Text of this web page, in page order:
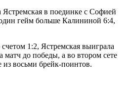
Ястремская в поединке с Софией
гейм больше Калининой 6:4,
1:2, Ястремская выиграла
матч до победы, а во втором сете
из восьми брейк-поинтов.